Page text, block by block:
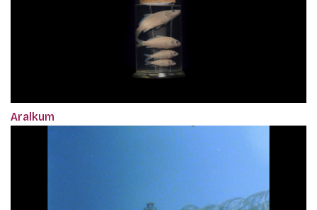
Aralkum